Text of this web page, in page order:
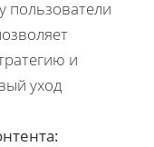
пользователи
и
уход